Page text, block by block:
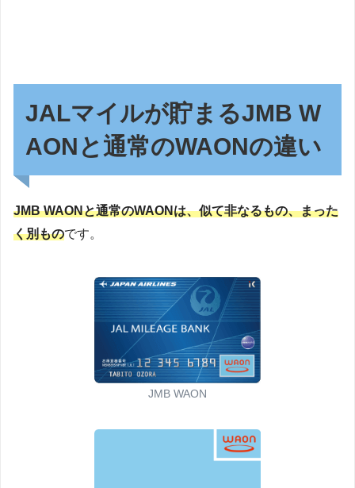
JALマイルが貯まるJMB W
AONと通常のWAONの違い
JMB WAONと通常のWAONは、似て非なるもの、まった
く別ものです。
JMB WAON